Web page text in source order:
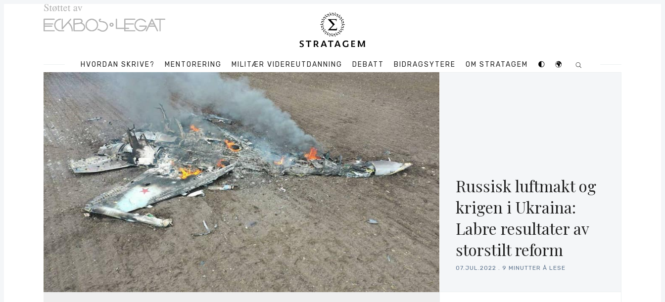
HVORDAN SKRIVE? MENTORERING MILITÆR VIDEREUTDANNING DEBATT BIDRAGSYTERE OM STRATAGEM 🌓 🌍
Søk
Stratagem
Russisk luftmakt og
krigen i Ukraina:
Labre resultater av
storstilt reform
07.JUL.2022 . 9 MINUTTER Å LESE